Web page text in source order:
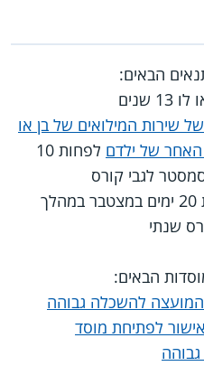
הבאים:
שירות המילואים של בן או
של ילדם
לפחות 10
לגבי קורס
סמסטריאלי, או לפחות 20 ימים במצטבר במהלך
שנתי
הבאים:
המועצה להשכלה גבוהה
לפתיחת מוסד